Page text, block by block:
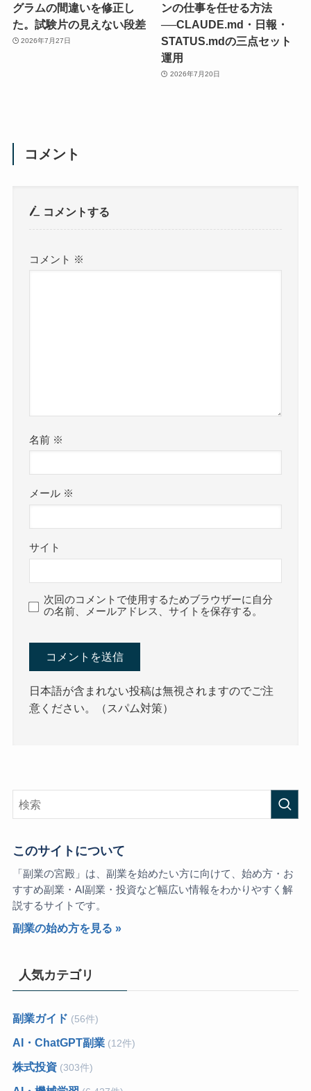
グラムの間違いを修正し
た。試験片の見えない段差
2026年7月27日
ンの仕事を任せる方法
──CLAUDE.md・日報・
STATUS.mdの三点セット
運用
2026年7月20日
コメント
コメントする
コメント ※
名前 ※
メール ※
サイト
次回のコメントで使用するためブラウザーに自分
の名前、メールアドレス、サイトを保存する。
日本語が含まれない投稿は無視されますのでご注
意ください。（スパム対策）
このサイトについて
「副業の宮殿」は、副業を始めたい方に向けて、始め方・お
すすめ副業・AI副業・投資など幅広い情報をわかりやすく解
説するサイトです。
副業の始め方を見る »
人気カテゴリ
副業ガイド (56件)
AI・ChatGPT副業(12件)
株式投資(303件)